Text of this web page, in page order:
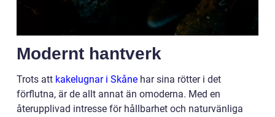
Modernt hantverk
Trots att kakelugnar i Skåne har sina rötter i det
förflutna, är de allt annat än omoderna. Med en
återupplivad intresse för hållbarhet och naturvänliga